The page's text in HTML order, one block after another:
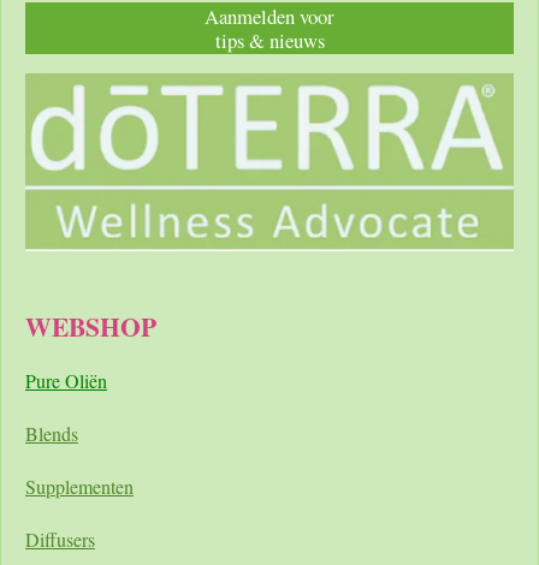
Aanmelden voor
tips & nieuws
WEBSHOP
Pure Oliën
Blends
Supplementen
Diffusers